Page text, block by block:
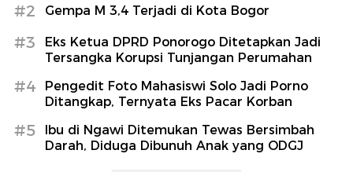
#2 Gempa M 3,4 Terjadi di Kota Bogor
#3
Eks Ketua DPRD Ponorogo Ditetapkan Jadi
Tersangka Korupsi Tunjangan Perumahan
#4
Pengedit Foto Mahasiswi Solo Jadi Porno
Ditangkap, Ternyata Eks Pacar Korban
#5
Ibu di Ngawi Ditemukan Tewas Bersimbah
Darah, Diduga Dibunuh Anak yang ODGJ